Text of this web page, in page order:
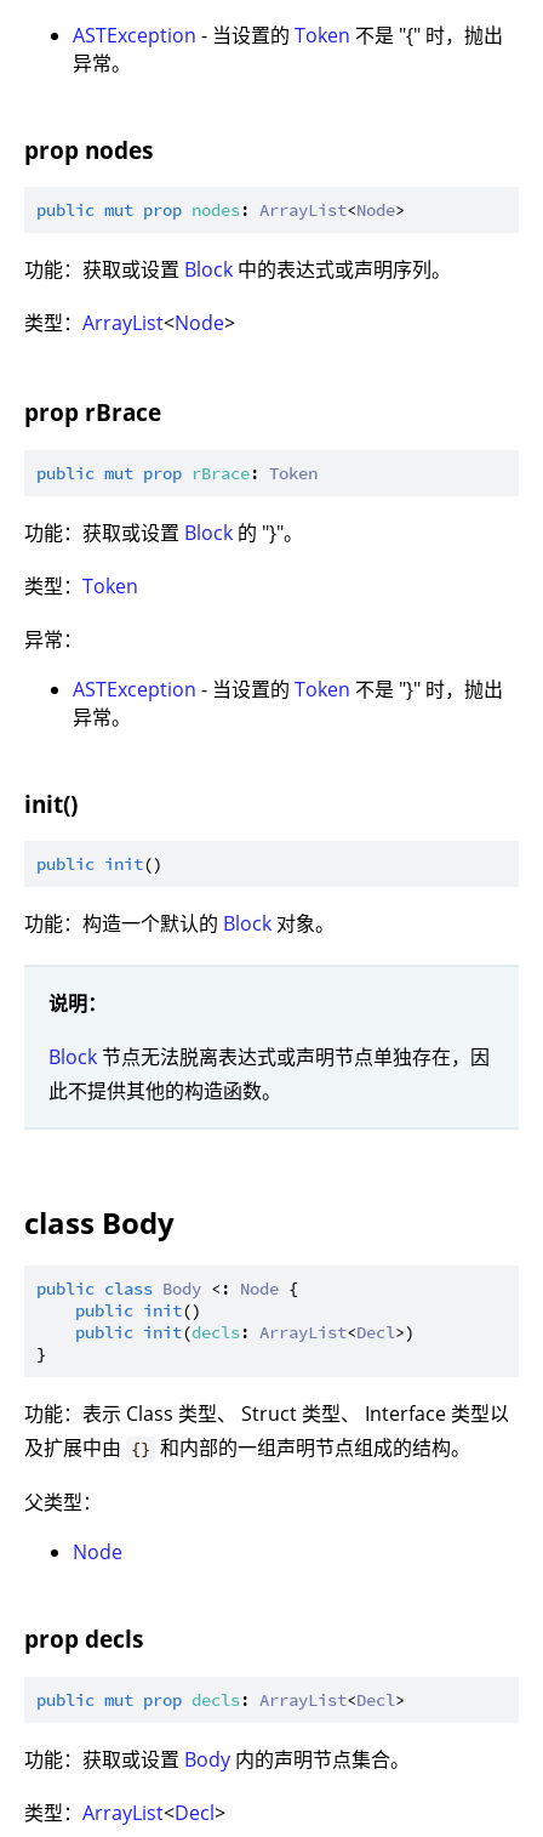
ASTException - 当设置的 Token 不是 "{" 时，抛出
异常。
prop nodes
public mut prop nodes: ArrayList<Node
功能：获取或设置 Block 中的表达式或声明序列。
类型： ArrayList<Node>
prop rBrace
public mut prop rBrace: Token
功能：获取或设置 Block 的 "}"。
类型： Token
异常：
ASTException - 当设置的 Token 不是 "}" 时，抛出
异常。
init()
public init
功能：构造一个默认的 Block 对象。
说明：
Block节点无法脱离表达式或声明节点单独存在，因
此不提供其他的构造函数。
class Body
public class Body <: Node {
public init()
public init(decls: ArrayList<Decl>)
功能：表示 Class 类型、 Struct 类型、 Interface 类型以
及扩展中由 {} 和内部的一组声明节点组成的结构。
父类型：
Node
prop decls
public mut prop decls: ArrayList<Decl
功能：获取或设置 Body 内的声明节点集合。
类型： ArrayList<Decl>